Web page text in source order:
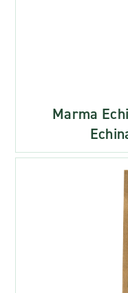
Marma